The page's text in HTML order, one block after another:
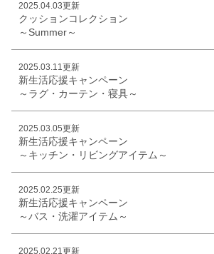
2025.04.03更新
クッションコレクション
～Summer～
2025.03.11更新
新生活応援キャンペーン
～ラグ・カーテン・寝具～
2025.03.05更新
新生活応援キャンペーン
～キッチン・リビングアイテム～
2025.02.25更新
新生活応援キャンペーン
～バス・洗濯アイテム～
2025.02.21更新